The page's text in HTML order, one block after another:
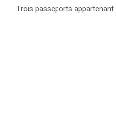
Trois passeports